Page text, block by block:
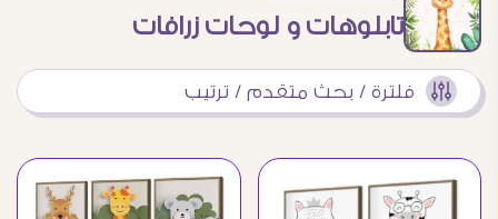
تابلوهات و لوحات زرافات
فلترة / بحث متقدم / ترتيب